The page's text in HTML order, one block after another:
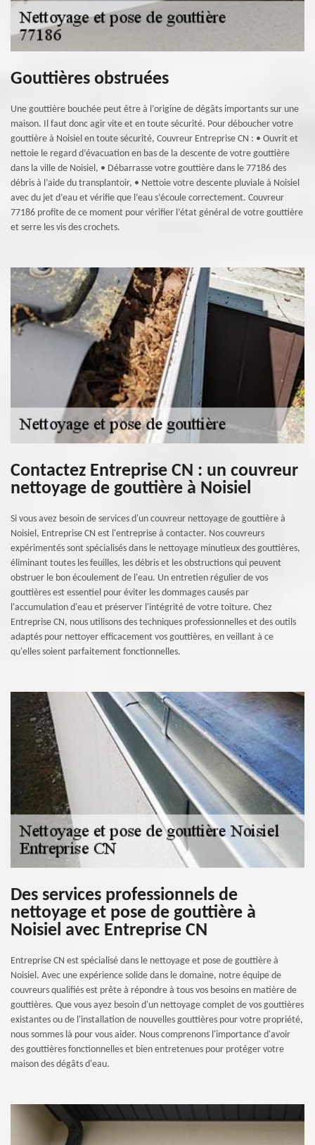
Gouttières obstruées
Une gouttière bouchée peut être à l’origine de dégâts importants sur une
maison. Il faut donc agir vite et en toute sécurité. Pour déboucher votre
gouttière à Noisiel en toute sécurité, Couvreur Entreprise CN : • Ouvrit et
nettoie le regard d’évacuation en bas de la descente de votre gouttière
dans la ville de Noisiel, • Débarrasse votre gouttière dans le 77186 des
débris à l’aide du transplantoir, • Nettoie votre descente pluviale à Noisiel
avec du jet d’eau et vérifie que l’eau s’écoule correctement. Couvreur
77186 profite de ce moment pour vérifier l’état général de votre gouttière
et serre les vis des crochets.
Contactez Entreprise CN : un couvreur
nettoyage de gouttière à Noisiel
Si vous avez besoin de services d'un couvreur nettoyage de gouttière à
Noisiel, Entreprise CN est l'entreprise à contacter. Nos couvreurs
expérimentés sont spécialisés dans le nettoyage minutieux des gouttières,
éliminant toutes les feuilles, les débris et les obstructions qui peuvent
obstruer le bon écoulement de l'eau. Un entretien régulier de vos
gouttières est essentiel pour éviter les dommages causés par
l'accumulation d'eau et préserver l'intégrité de votre toiture. Chez
Entreprise CN, nous utilisons des techniques professionnelles et des outils
adaptés pour nettoyer efficacement vos gouttières, en veillant à ce
qu'elles soient parfaitement fonctionnelles.
Des services professionnels de
nettoyage et pose de gouttière à
Noisiel avec Entreprise CN
Entreprise CN est spécialisé dans le nettoyage et pose de gouttière à
Noisiel. Avec une expérience solide dans le domaine, notre équipe de
couvreurs qualifiés est prête à répondre à tous vos besoins en matière de
gouttières. Que vous ayez besoin d'un nettoyage complet de vos gouttières
existantes ou de l'installation de nouvelles gouttières pour votre propriété,
nous sommes là pour vous aider. Nous comprenons l'importance d'avoir
des gouttières fonctionnelles et bien entretenues pour protéger votre
maison des dégâts d'eau.